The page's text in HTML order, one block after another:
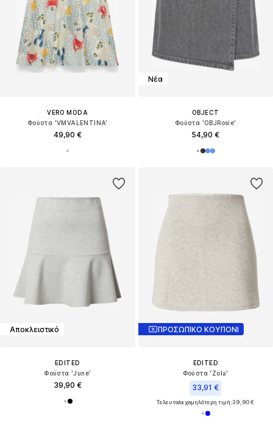
VERO MODA
Φούστα 'VMVALENTINA'
49,90 €
Νέα
OBJECT
Φούστα 'OBJRosie'
54,90 €
Αποκλειστικό
EDITED
Φούστα 'June'
39,90 €
ΠΡΟΣΩΠΙΚΟ ΚΟΥΠΟΝΙ
EDITED
Φούστα 'Zola'
33,91 €
Τελευταία χαμηλότερη τιμή:39,90 €